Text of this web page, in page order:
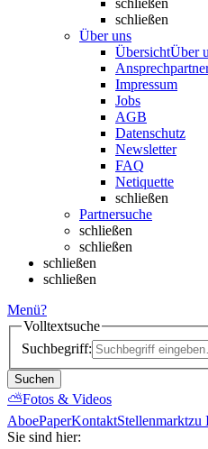
schließen
schließen
Über uns
ÜbersichtÜber
Impressum
Jobs
AGB
Datenschutz
Newsletter
FAQ
Netiquette
schließen
Partnersuche
schließen
schließen
schließen
schließen
Menü?
Volltextsuche
Suchbegriff:
Suchen
⛅Fotos & Videos
AboePaperKontaktStellenmarktzu
Sie sind hier: